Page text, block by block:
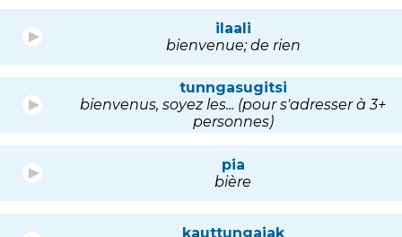
ilaali
bienvenue; de rien
tunngasugitsi
bienvenus, soyez les... (pour s'adresser à 3+
personnes)
pia
bière
kauttungajak